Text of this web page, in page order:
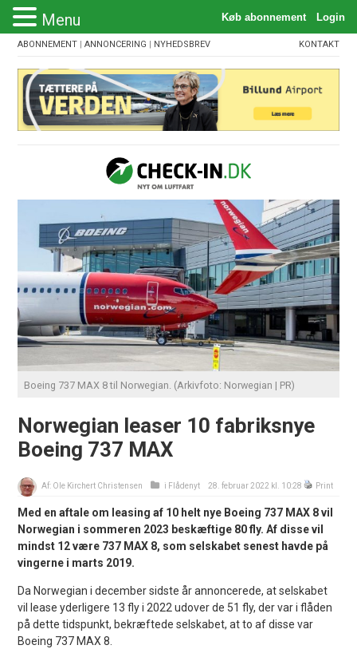
ABONNEMENT |ANNONCERING | NYHEDSBREV KONTAKT
Boeing 737 MAX 8 til Norwegian. (Arkivfoto: Norwegian | PR)
Norwegian leaser 10 fabriksnye
Boeing 737 MAX
Af: Ole Kirchert Christensen i Flådenyt 28. februar 2022 kl. 10:28 Print
Med en aftale om leasing af 10 helt nye Boeing 737 MAX 8 vil
Norwegian i sommeren 2023 beskæftige 80 fly. Af disse vil
mindst 12 være 737 MAX 8, som selskabet senest havde på
vingerne i marts 2019.
Da Norwegian i december sidste år annoncerede, at selskabet
vil lease yderligere 13 fly i 2022 udover de 51 fly, der var i flåden
på dette tidspunkt, bekræftede selskabet, at to af disse var
Boeing 737 MAX 8.
Menu